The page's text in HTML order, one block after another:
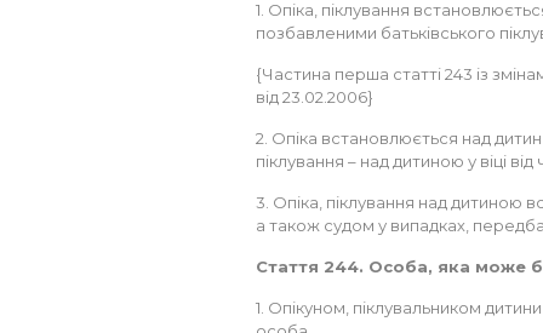
1. Опіка, піклування
позбавленими батьківського
{Частина перша статті 243 із
від 23.02.2006}
2. Опіка встановлюється над
піклування – над дитиною у віці
3. Опіка, піклування над дитиною
а також судом у випадках,
Стаття 244. Особа, яка може
1. Опікуном, піклувальником